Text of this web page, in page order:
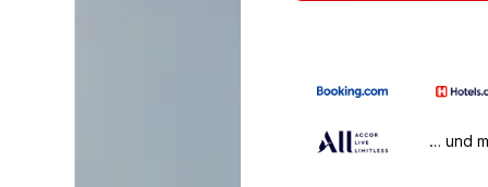
… und